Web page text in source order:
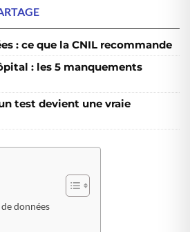
: ce que la CNIL recommande
: les 5 manquements
test devient une vraie
données